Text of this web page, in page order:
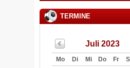
TERMINE
Juli 2023
Mo Di Mi Do Fr